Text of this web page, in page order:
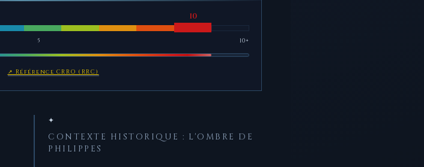
5 10+
↗ Référence CRRO (RRC)
✦
CONTEXTE HISTORIQUE : L'OMBRE DE
PHILIPPES